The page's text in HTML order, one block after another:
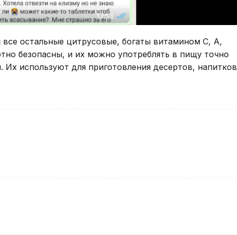
остальные цитрусовые, богаты витамином C, A,
безопасны, и их можно употреблять в пищу точно
используют для приготовления десертов, напитков